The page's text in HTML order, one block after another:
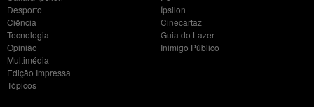
Desporto
Ciência
Tecnologia
Opinião
Multimédia
Edição Impressa
Tópicos
Ípsilon
Cinecartaz
Guia do Lazer
Inimigo Público